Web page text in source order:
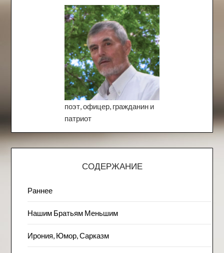
поэт, офицер, гражданин и
патриот
СОДЕРЖАНИЕ
Раннее
Нашим Братьям Меньшим
Ирония, Юмор, Сарказм